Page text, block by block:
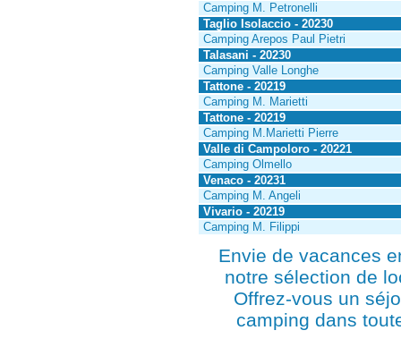
Camping M. Petronelli
Taglio Isolaccio - 20230
Camping Arepos Paul Pietri
Talasani - 20230
Camping Valle Longhe
Tattone - 20219
Camping M. Marietti
Tattone - 20219
Camping M.Marietti Pierre
Valle di Campoloro - 20221
Camping Olmello
Venaco - 20231
Camping M. Angeli
Vivario - 20219
Camping M. Filippi
Envie de vacances
notre sélection de
Offrez-vous un
camping dans